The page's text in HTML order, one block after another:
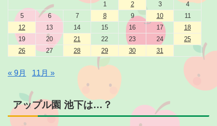
1
2 3
4
5
6 7 8 9 10
11
12
13 14 15 16 17
18
19
20 21 22 23 24
25
26
27 28 29 30 31
« 9月 11月 »
アップル園 池下は…？